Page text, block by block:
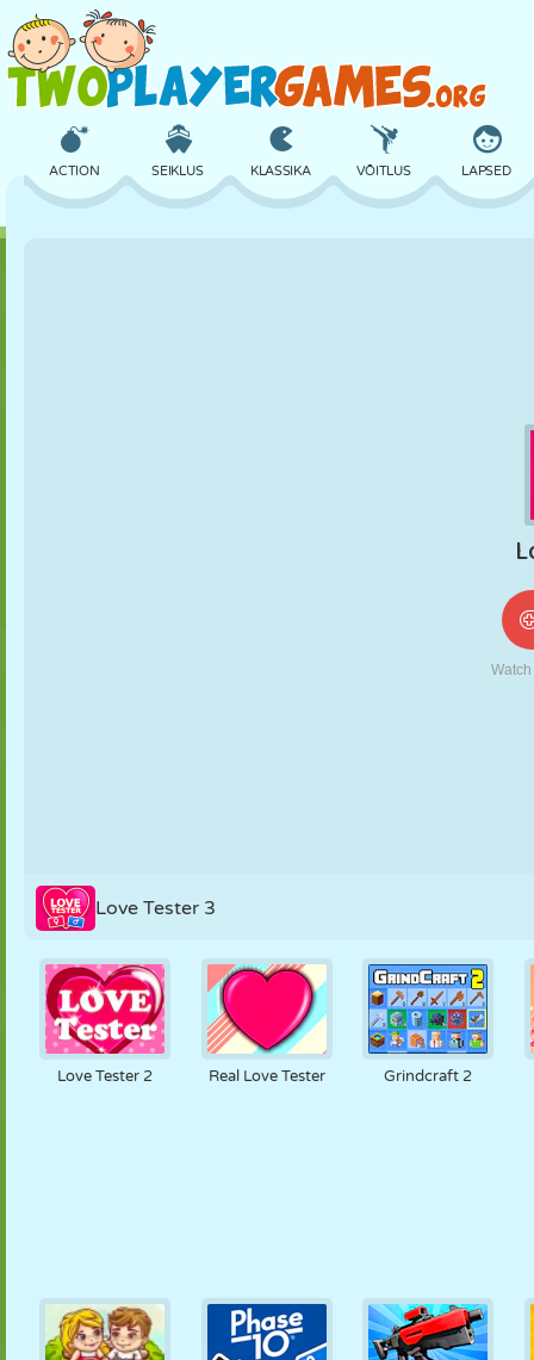
ACTION SEIKLUS KLASSIKA VÕITLUS LAPSED
TRULL
Love Tester 3
Love Tester 2 Real Love Tester
Grindcraft 2